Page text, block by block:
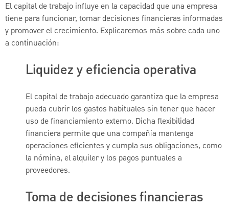
El capital de trabajo influye en la capacidad que una empresa
tiene para funcionar, tomar decisiones financieras informadas
y promover el crecimiento. Explicaremos más sobre cada uno
a continuación:
Liquidez y eficiencia operativa
El capital de trabajo adecuado garantiza que la empresa
pueda cubrir los gastos habituales sin tener que hacer
uso de financiamiento externo. Dicha flexibilidad
financiera permite que una compañía mantenga
operaciones eficientes y cumpla sus obligaciones, como
la nómina, el alquiler y los pagos puntuales a
proveedores.
Toma de decisiones financieras